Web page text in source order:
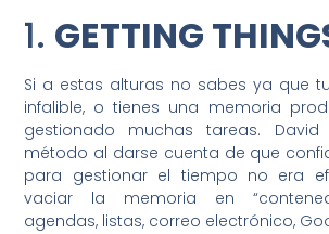
1. GETTING
Si a estas alturas no sabes ya que
infalible, o tienes una memoria
gestionado muchas tareas.
método al darse cuenta de que
para gestionar el tiempo no era
vaciar la memoria en
agendas, listas, correo electrónico,